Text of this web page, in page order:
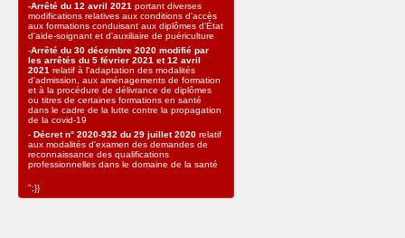
-Arrêté du 12 avril 2021 portant diverses
modifications relatives aux conditions d'accès
aux formations conduisant aux diplômes d'État
d'aide-soignant et d'auxiliaire de puériculture
-Arrêté du 30 décembre 2020 modifié par
les arrêtés du 5 février 2021 et 12 avril
2021 relatif à l'adaptation des modalités
d'admission, aux aménagements de formation
et à la procédure de délivrance de diplômes
ou titres de certaines formations en santé
dans le cadre de la lutte contre la propagation
de la covid-19
- Décret n° 2020-932 du 29 juillet 2020 relatif
aux modalités d'examen des demandes de
reconnaissance des qualifications
professionnelles dans le domaine de la santé
";}}